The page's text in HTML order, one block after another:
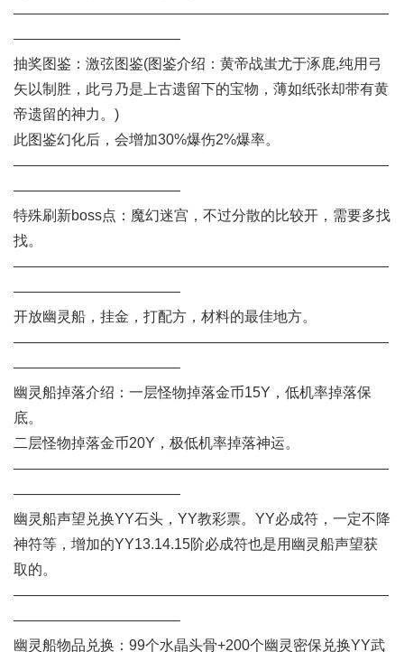
——————————————————————————
———————————–
抽奖图鉴：激弦图鉴(图鉴介绍：黄帝战蚩尤于涿鹿,纯用弓
矢以制胜，此弓乃是上古遗留下的宝物，薄如纸张却带有黄
帝遗留的神力。)
此图鉴幻化后，会增加30%爆伤2%爆率。
——————————————————————————
———————————–
特殊刷新boss点：魔幻迷宫，不过分散的比较开，需要多找
找。
——————————————————————————
———————————–
开放幽灵船，挂金，打配方，材料的最佳地方。
——————————————————————————
———————————–
幽灵船掉落介绍：一层怪物掉落金币15Y，低机率掉落保
底。
二层怪物掉落金币20Y，极低机率掉落神运。
——————————————————————————
———————————–
幽灵船声望兑换YY石头，YY教彩票。YY必成符，一定不降
神符等，增加的YY13.14.15阶必成符也是用幽灵船声望获
取的。
——————————————————————————
———————————–
幽灵船物品兑换：99个水晶头骨+200个幽灵密保兑换YY武